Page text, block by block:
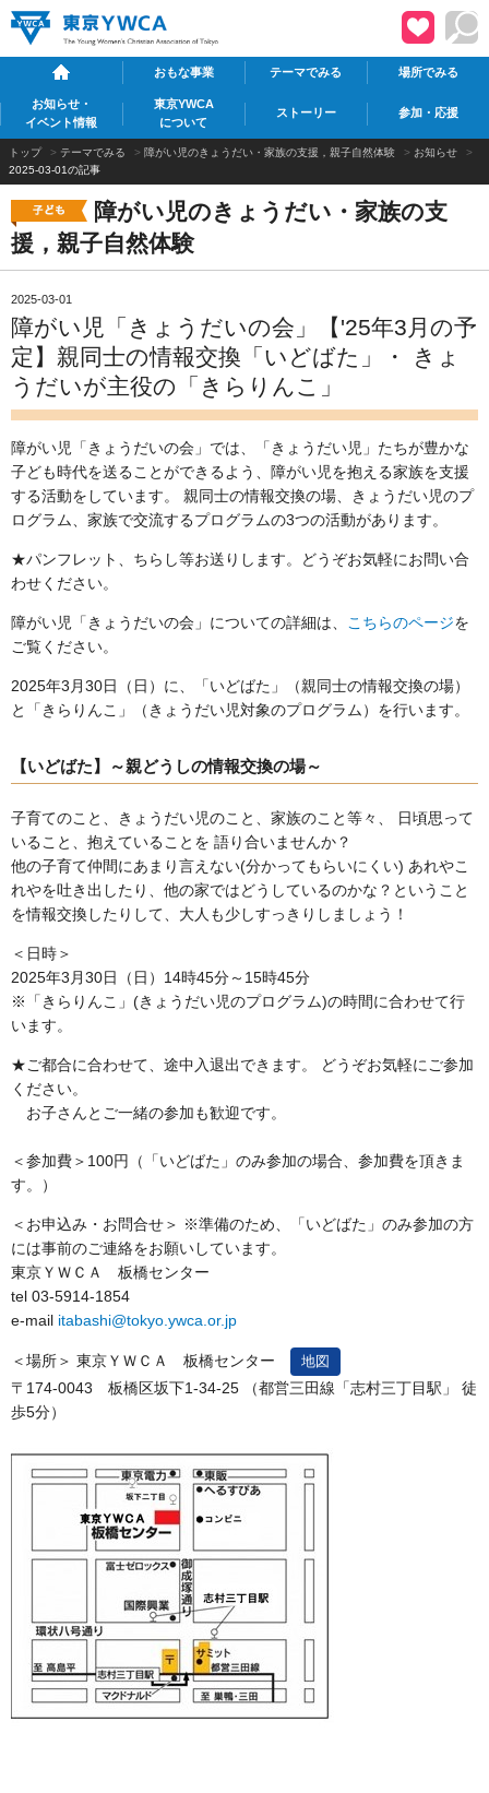
おもな事業 テーマでみる 場所でみる
お知らせ・
イベント情報
東京YWCA
について
ストーリー 参加・応援
トップ > テーマでみる > 障がい児のきょうだい・家族の支援，親子自然体験 > お知らせ
>
2025-03-01の記事
障がい児のきょうだい・家族の支
援，親子自然体験
2025-03-01
障がい児「きょうだいの会」【'25年3月の予
定】親同士の情報交換「いどばた」・ きょ
うだいが主役の「きらりんこ」
障がい児「きょうだいの会」では、「きょうだい児」たちが豊かな
子ども時代を送ることができるよう、障がい児を抱える家族を支援
する活動をしています。 親同士の情報交換の場、きょうだい児のプ
ログラム、家族で交流するプログラムの3つの活動があります。
★パンフレット、ちらし等お送りします。どうぞお気軽にお問い合
わせください。
障がい児「きょうだいの会」についての詳細は、 こちらのページを
ご覧ください。
2025年3 月30日（日）に、「いどばた」（親同士の情報交換の場）
と「きらりんこ」（きょうだい児対象のプログラム）を行います。
【いどばた】～親どうしの情報交換の場～
子育てのこと、きょうだい児のこと、家族のこと等々、 日頃思って
いること、抱えていることを 語り合いませんか？
他の子育て仲間にあまり言えない(分かってもらいにくい) あれやこ
れやを吐き出したり、他の家ではどうしているのかな？ということ
を情報交換したりして、大人も少しすっきりしましょう！
＜日時＞
2025年3月30日（日）14時45分～15時45分
※「きらりんこ」(きょうだい児のプログラム)の時間に合わせて行
います。
★ご都合に合わせて、途中入退出できます。 どうぞお気軽にご参加
ください。
お子さんとご一緒の参加も歓迎です。
＜参加費＞100円（「いどばた」のみ参加の場合、参加費を頂きま
す。）
＜お申込み・お問合せ＞ ※準備のため、「いどばた」のみ参加の方
には事前のご連絡をお願いしています。
東京ＹＷＣＡ 板橋センター
tel 03-5914-1854
e-mail itabashi@tokyo.ywca.or.jp
＜場所＞ 東京ＹＷＣＡ 板橋センター 地図
〒174-0043 板橋区坂下1-34-25 （都営三田線「志村三丁目駅」 徒
歩5分）